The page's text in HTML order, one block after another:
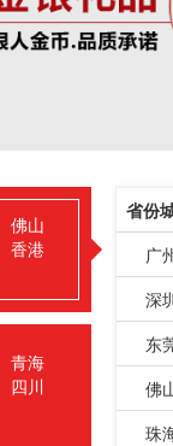
佛山
香港
青海
四川
省份
广
深
东
佛
珠